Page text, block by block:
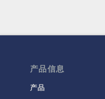
产品信息
产品